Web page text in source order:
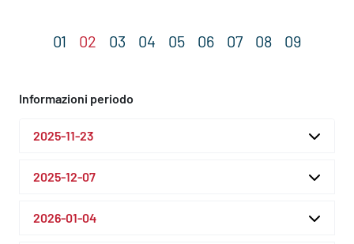
Informazioni periodo
2025-11-23
2025-12-07
2026-01-04